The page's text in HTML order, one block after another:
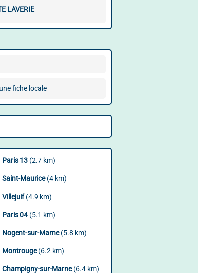
LAVERIE
fiche locale
Paris 13(2.7 km)
Saint-Maurice(4 km)
Villejuif(4.9 km)
Paris 04(5.1 km)
Nogent-sur-Marne(5.8 km)
Montrouge(6.2 km)
Champigny-sur-Marne(6.4 km)